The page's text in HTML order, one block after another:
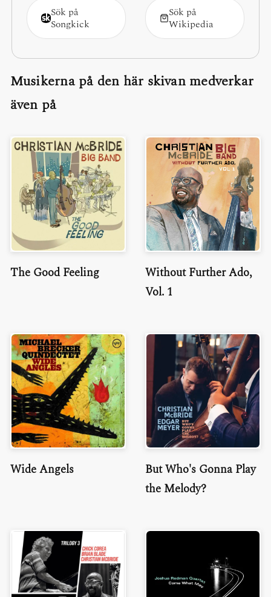
Sök på
Songkick
Sök på
Wikipedia
Musikerna på den här skivan medverkar
även på
The Good Feeling
Without Further Ado,
Vol. 1
Wide Angels
But Who's Gonna Play
the Melody?